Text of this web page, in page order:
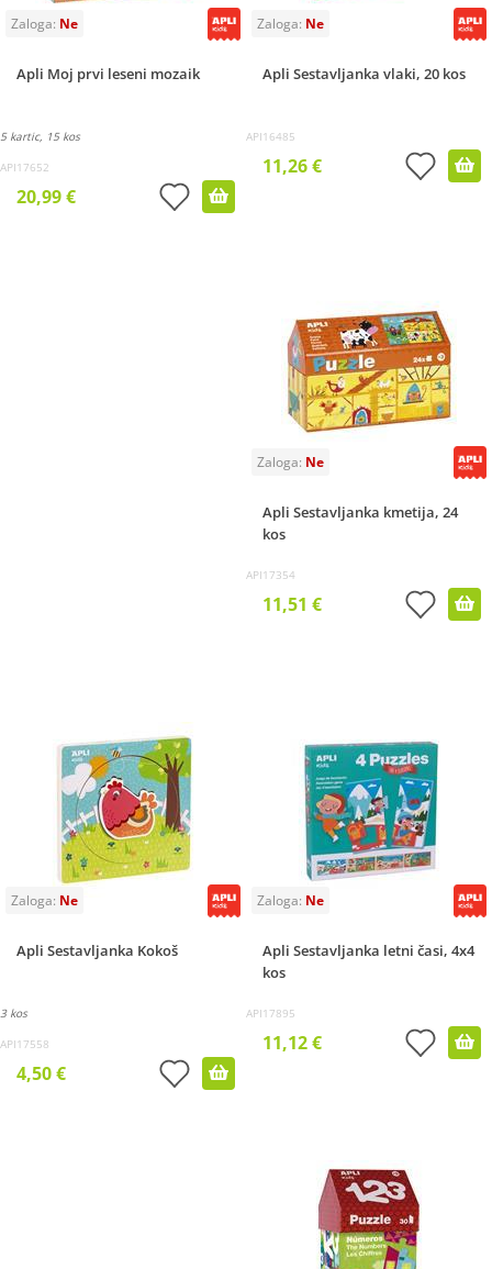
Apli Moj prvi leseni mozaik
5 kartic, 15 kos
API17652
20,99 €
Apli Sestavljanka vlaki, 20 kos
API16485
11,26 €
Apli Sestavljanka kmetija, 24
kos
API17354
11,51 €
Apli Sestavljanka Kokoš
3 kos
API17558
4,50 €
Apli Sestavljanka letni časi, 4x4
kos
API17895
11,12 €